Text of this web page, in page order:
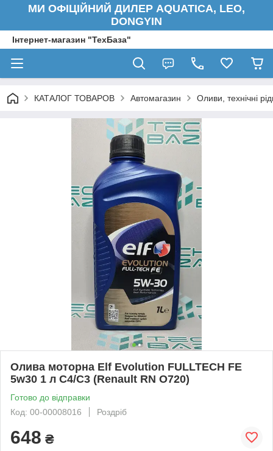
МИ ОФІЦІЙНИЙ ДИЛЕР AQUATICA, LEO,
DONGYIN
Інтернет-магазин "ТехБаза"
КАТАЛОГ ТОВАРОВ Автомагазин Оливи, технічні
Олива моторна Elf Evolution FULLTECH FE
5w30 1 л С4/С3 (Renault RN O720)
Готово до відправки
Код: 00-00008016
Роздріб
648 ₴